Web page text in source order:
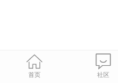
首页 社区